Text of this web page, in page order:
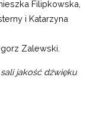
Filipkowska,
i Katarzyna
Zalewski.
jakość dźwięku